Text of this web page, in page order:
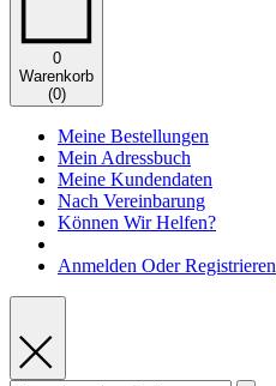
0
Warenkorb
(0)
Meine Bestellungen
Mein Adressbuch
Meine Kundendaten
Nach Vereinbarung
Können Wir Helfen?
Anmelden Oder Registrieren